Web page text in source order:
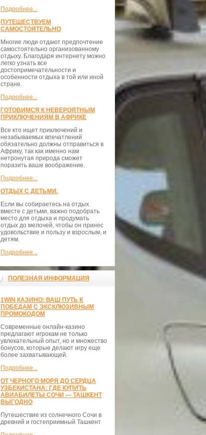
Подробнее...
ПУТЕШЕСТВУЕМ
САМОСТОЯТЕЛЬНО
Многие люди отдают предпочтение
самостоятельно организованному
отдыху. Благодаря интернету можно
легко узнать все
достопримечательности и
особенности отдыха в той или иной
стране.
Подробнее...
ГОТОВИМСЯ К НЕВЕРОЯТНЫМ
ПРИКЛЮЧЕНИЯМ В АФРИКЕ
Все кто ищет приключений и
незабываемых впечатлений
обязательно должны отправиться в
Африку, так как именно нам
нетронутая природа сможет
поразить ваше воображение.
Подробнее...
ОТДЫХ С ДЕТЬМИ.
Если вы собираетесь на отдых
вместе с детьми, важно подобрать
место для отдыха и продумать
отдых до мелочей, чтобы он принес
удовольствие и пользу и взрослым, и
детям.
Подробнее...
ПОЛЕЗНАЯ ИНФОРМАЦИЯ
1WIN КАЗИНО: ВАШ ПУТЬ К
ПОБЕДАМ С ЭКСКЛЮЗИВНЫМ
ПРОМОКОДОМ
Современные онлайн-казино
предлагают игрокам не только
увлекательный опыт, но и множество
бонусов, которые делают игру еще
более захватывающей.
Подробнее...
ОТ ЧЕРНОГО МОРЯ ДО СЕРДЦА
УЗБЕКИСТАНА: ГДЕ КУПИТЬ
АВИАБИЛЕТЫ СОЧИ — ТАШКЕНТ
ВЫГОДНО
Путешествие из солнечного Сочи в
древний и гостеприимный Ташкент